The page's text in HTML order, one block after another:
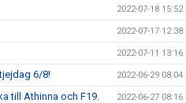
2022-07-18 15:52
2022-07-17 12:38
2022-07-11 13:16
6/8! 2022-06-29 08:04
till Athinna och F19. 2022-06-27 08:16